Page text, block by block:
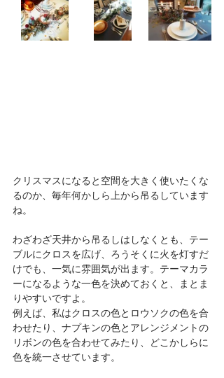
クリスマスになると空間を大きく使いたくな
るのか、毎年何かしら上から吊るしています
ね。
わざわざ天井から吊るしはしなくとも、テー
ブルにクロスを広げ、ろうそくに火を灯すだ
けでも、一気に雰囲気が出ます。テーマカラ
ーになるような一色を決めておくと、まとま
りやすいですよ。
例えば、私はクロスの色とロウソクの色を合
わせたり、ナプキンの色とアレンジメントの
リボンの色を合わせてみたり、どこかしらに
色を統一させています。